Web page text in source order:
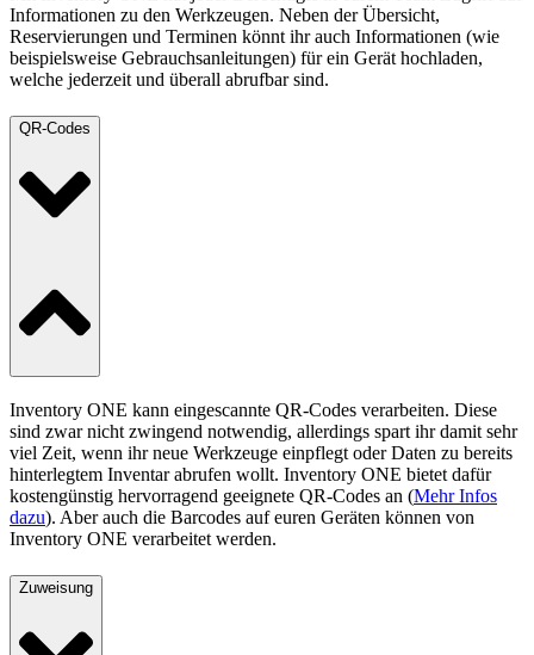
Informationen zu den Werkzeugen. Neben der Übersicht,
Reservierungen und Terminen könnt ihr auch Informationen (wie
beispielsweise Gebrauchsanleitungen) für ein Gerät hochladen,
welche jederzeit und überall abrufbar sind.
QR-Codes
Inventory ONE kann eingescannte QR-Codes verarbeiten. Diese
sind zwar nicht zwingend notwendig, allerdings spart ihr damit sehr
viel Zeit, wenn ihr neue Werkzeuge einpflegt oder Daten zu bereits
hinterlegtem Inventar abrufen wollt. Inventory ONE bietet dafür
kostengünstig hervorragend geeignete QR-Codes an (Mehr Infos
dazu). Aber auch die Barcodes auf euren Geräten können von
Inventory ONE verarbeitet werden.
Zuweisung